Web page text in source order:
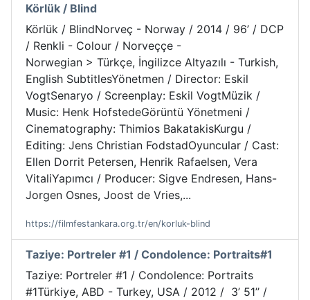
Körlük / Blind
Körlük / BlindNorveç - Norway / 2014 / 96’ / DCP
/ Renkli - Colour / Norveççe -
Norwegian > Türkçe, İngilizce Altyazılı - Turkish,
English SubtitlesYönetmen / Director: Eskil
VogtSenaryo / Screenplay: Eskil VogtMüzik /
Music: Henk HofstedeGörüntü Yönetmeni /
Cinematography: Thimios BakatakisKurgu /
Editing: Jens Christian FodstadOyuncular / Cast:
Ellen Dorrit Petersen, Henrik Rafaelsen, Vera
VitaliYapımcı / Producer: Sigve Endresen, Hans-
Jorgen Osnes, Joost de Vries,...
https://filmfestankara.org.tr/en/korluk-blind
Taziye: Portreler #1 / Condolence: Portraits#1
Taziye: Portreler #1 / Condolence: Portraits
#1Türkiye, ABD - Turkey, USA / 2012 / 3’ 51’’ /